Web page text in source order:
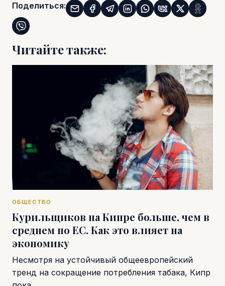
Поделиться:
Читайте также:
ОБЩЕСТВО
Курильщиков на Кипре больше, чем в
среднем по ЕС. Как это влияет на
экономику
Несмотря на устойчивый общеевропейский
тренд на сокращение потребления табака, Кипр